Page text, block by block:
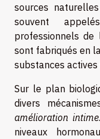
sources
souvent
professionnels de
sont fabriqués en
substances actives
Sur le plan
divers
amélioration intime
niveaux